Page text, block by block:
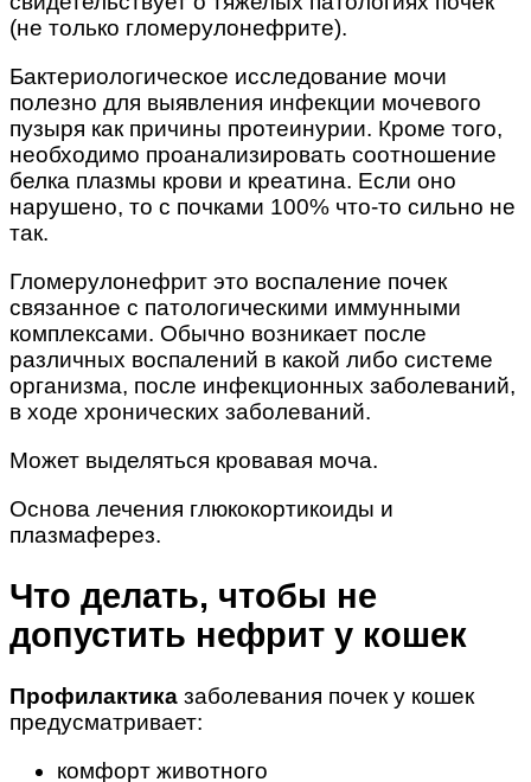
(не только гломерулонефрите).
Бактериологическое исследование мочи
полезно для выявления инфекции мочевого
пузыря как причины протеинурии. Кроме того,
необходимо проанализировать соотношение
белка плазмы крови и креатина. Если оно
нарушено, то с почками 100% что-то сильно не
так.
Гломерулонефрит это воспаление почек
связанное с патологическими иммунными
комплексами. Обычно возникает после
различных воспалений в какой либо системе
организма, после инфекционных заболеваний,
в ходе хронических заболеваний.
Может выделяться кровавая моча.
Основа лечения глюкокортикоиды и
плазмаферез.
Что делать, чтобы не
допустить нефрит у кошек
Профилактика заболевания почек у кошек
предусматривает:
комфорт животного